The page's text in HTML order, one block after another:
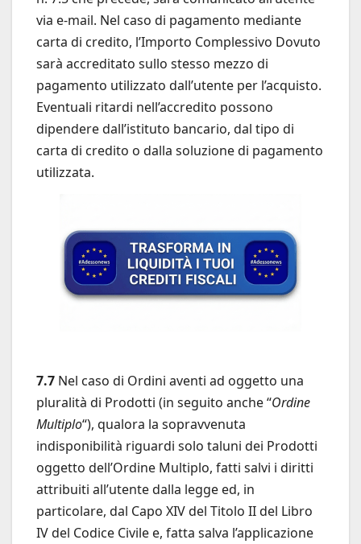
via e-mail. Nel caso di pagamento mediante
carta di credito, l’Importo Complessivo Dovuto
sarà accreditato sullo stesso mezzo di
pagamento utilizzato dall’utente per l’acquisto.
Eventuali ritardi nell’accredito possono
dipendere dall’istituto bancario, dal tipo di
carta di credito o dalla soluzione di pagamento
utilizzata.
7.7 Nel caso di Ordini aventi ad oggetto una
pluralità di Prodotti (in seguito anche “Ordine
Multiplo“), qualora la sopravvenuta
indisponibilità riguardi solo taluni dei Prodotti
oggetto dell’Ordine Multiplo, fatti salvi i diritti
attribuiti all’utente dalla legge ed, in
particolare, dal Capo XIV del Titolo II del Libro
IV del Codice Civile e, fatta salva l’applicazione